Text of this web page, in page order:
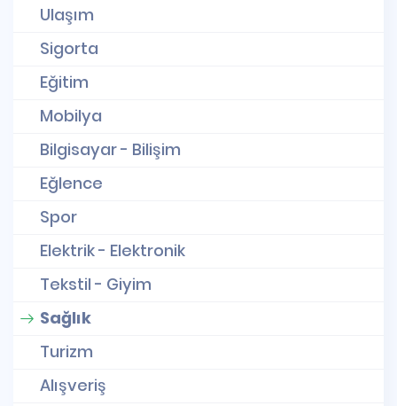
Ulaşım
Sigorta
Eğitim
Mobilya
Bilgisayar - Bilişim
Eğlence
Spor
Elektrik - Elektronik
Tekstil - Giyim
Sağlık
Turizm
Alışveriş